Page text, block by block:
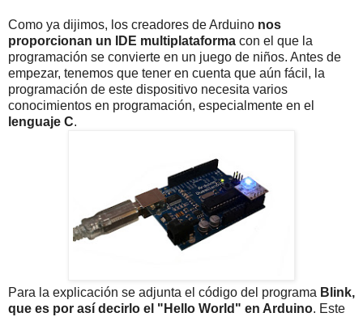
Como ya dijimos, los creadores de Arduino nos
proporcionan un IDE multiplataforma con el que la
programación se convierte en un juego de niños. Antes de
empezar, tenemos que tener en cuenta que aún fácil, la
programación de este dispositivo necesita varios
conocimientos en programación, especialmente en el
lenguaje C.
Para la explicación se adjunta el código del programa Blink,
que es por así decirlo el "Hello World" en Arduino. Este